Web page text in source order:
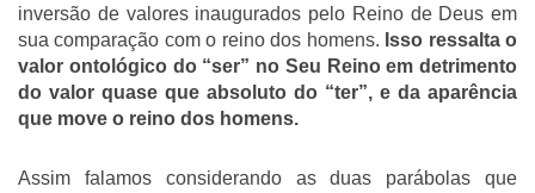
inversão de valores inaugurados pelo Reino de Deus em
sua comparação com o reino dos homens. Isso ressalta o
valor ontológico do “ser” no Seu Reino em detrimento
do valor quase que absoluto do “ter”, e da aparência
que move o reino dos homens.
Assim falamos considerando as duas parábolas que